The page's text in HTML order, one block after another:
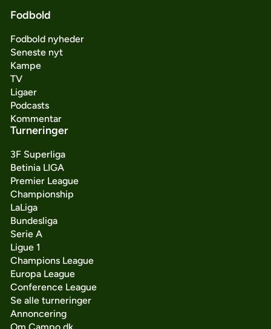
Fodbold
Fodbold nyheder
Seneste nyt
Kampe
TV
Ligaer
Podcasts
Kommentar
Turneringer
3F Superliga
Betinia LIGA
Premier League
Championship
LaLiga
Bundesliga
Serie A
Ligue 1
Champions League
Europa League
Conference League
Se alle turneringer
Annoncering